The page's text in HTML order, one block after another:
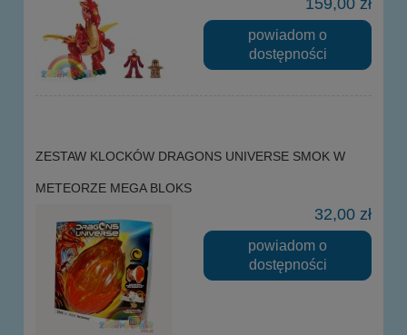
159,00 zł
powiadom o
dostępności
ZESTAW KLOCKÓW DRAGONS UNIVERSE SMOK W
METEORZE MEGA BLOKS
32,00 zł
powiadom o
dostępności